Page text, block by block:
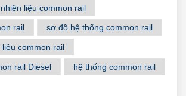
liệu common rail
rail sơ đồ hệ thống common rail
common rail
rail Diesel hệ thống common rail